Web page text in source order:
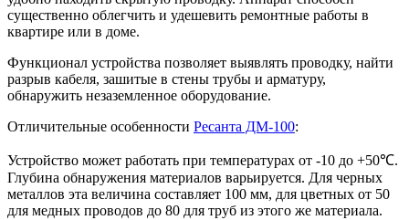
существенно облегчить и удешевить ремонтные работы в
квартире или в доме.
Функционал устройства позволяет выявлять проводку, найти
разрыв кабеля, зашитые в стены трубы и арматуру,
обнаружить незаземленное оборудование.
Отличительные особенности Ресанта ДМ-100:
Устройство может работать при температурах от -10 до +50℃.
Глубина обнаружения материалов варьируется. Для черных
металлов эта величина составляет 100 мм, для цветных от 50
для медных проводов до 80 для труб из этого же материала.